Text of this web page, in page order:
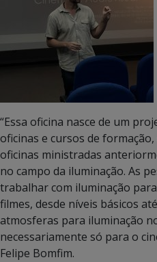
“Essa oficina nasce de um
oficinas e cursos de
oficinas ministradas
no campo da iluminação. As
trabalhar com iluminação
filmes, desde níveis básicos
atmosferas para iluminação
necessariamente só para o
Felipe Bomfim.